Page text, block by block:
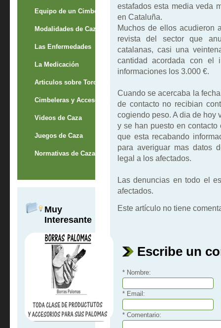
Equipo de un Cimbelero
Modalidades de Caza
Las Enfermedades
La Medicación
Articulos sobre Torcaces
Cimbeleras y Accesorios
Videos de Caza
Juegos de Caza
Normativas de Caza
Muy
Interesante
estafados esta media veda
en Cataluña.
Muchos de ellos acudieron
revista del sector que
catalanas, casi una
cantidad acordada con el
informaciones los 3.000 €.
Cuando se acercaba la
de contacto no recibian
cogiendo peso. A dia de hoy
y se han puesto en
que esta recabando
para averiguar mas datos
legal a los afectados.
Las denuncias en todo el
afectados.
Este artículo no tiene
Escribe un
* Nombre:
* Email:
* Comentario: